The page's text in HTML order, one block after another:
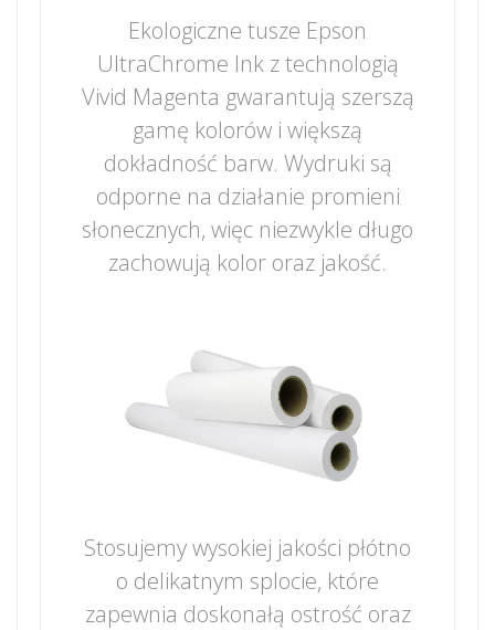
Ekologiczne tusze Epson
UltraChrome Ink z technologią
Vivid Magenta gwarantują szerszą
gamę kolorów i większą
dokładność barw. Wydruki są
odporne na działanie promieni
słonecznych, więc niezwykle długo
zachowują kolor oraz jakość.
Stosujemy wysokiej jakości płótno
o delikatnym splocie, które
zapewnia doskonałą ostrość oraz